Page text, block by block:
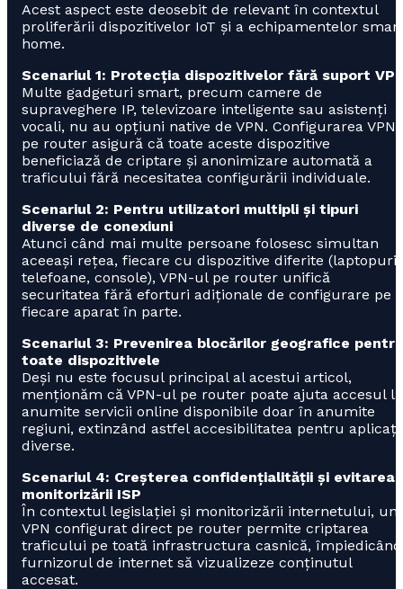
Acest aspect este deosebit de relevant în contextul
proliferării dispozitivelor IoT și a echipamentelor smart
home.
Scenariul 1: Protecția dispozitivelor fără suport
Multe gadgeturi smart, precum camere de
supraveghere IP, televizoare inteligente sau asistenți
vocali, nu au opțiuni native de VPN. Configurarea VPN
pe router asigură că toate aceste dispozitive
beneficiază de criptare și anonimizare automată a
traficului fără necesitatea configurării individuale.
Scenariul 2: Pentru utilizatori multipli și tipuri
diverse de conexiuni
Atunci când mai multe persoane folosesc simultan
aceeași rețea, fiecare cu dispozitive diferite (laptopuri,
telefoane, console), VPN-ul pe router unifică
securitatea fără eforturi adiționale de configurare pe
fiecare aparat în parte.
Scenariul 3: Prevenirea blocărilor geografice pentru
toate dispozitivele
Deși nu este focusul principal al acestui articol,
menționăm că VPN-ul pe router poate ajuta accesul la
anumite servicii online disponibile doar în anumite
regiuni, extinzând astfel accesibilitatea pentru aplicații
diverse.
Scenariul 4: Creșterea confidențialității și evitarea
monitorizării ISP
În contextul legislației și monitorizării internetului, un
VPN configurat direct pe router permite criptarea
traficului pe toată infrastructura casnică, împiedicând
furnizorul de internet să vizualizeze conținutul
accesat.